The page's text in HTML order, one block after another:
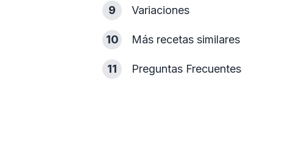
9 Variaciones
10 Más recetas similares
11 Preguntas Frecuentes